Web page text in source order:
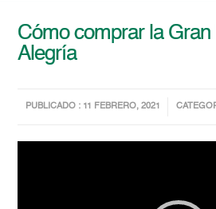
Cómo comprar la Gran
Alegría
PUBLICADO : 11 FEBRERO, 2021